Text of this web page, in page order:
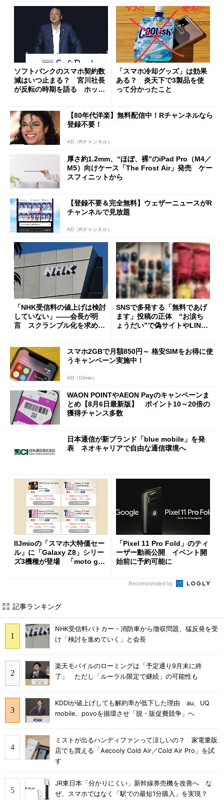
ソフトバンクのスマホ契約数
減はいつ止まる？ 宮川社長
が反転の時期を語る ホッピ
「スマホ冷却グッズ」は効果
ある？ 炎天下で3製品を使
って分かったこと
【80年代洋楽】無料配信中！Rチャンネルなら
登録不要！
AD（Rチャンネル）
厚さ約1.2mm、“ほぼ、裸”のiPad Pro（M4／
M5）向けケース「The Frost Air」発売 ケー
スフィニットから
【登録不要＆完全無料】ウェザーニュースがR
チャンネルで見放題
AD（Rチャンネル）
「NHK受信料の値上げは検討
していない」――会長が明
言 スクランブル化を求める
SNSで多発する「無料であげ
ます」投稿の正体 “お涙ち
ょうだい”で偽サイトやLINE
スマホ2GBで月額850円～ 格安SIMをお得に使
うキャンペーン実施中！
AD（IIJmio）
WAON POINTやAEON Payのキャンペーンま
とめ【8月6日最新版】 ポイント10～20倍の
獲得チャンス多数
日本通信が新ブランド「blue mobile」を発
表 ネオキャリアで自由な通信環境へ
IIJmioの「スマホ大特価セー
ル」に「Galaxy Z8」シリー
ズ3機種が登場 「moto g37
「Pixel 11 Pro Fold」のティ
ーザー動画公開 イベント開
始前に予約可能に
Recommended by
記事ランキング
NHK受信料パトカー・消防車から徴収問題、猛反発を受
け「検討を進めていく」と会長
楽天モバイルのローミングは「予定通り9月末に終
了」 ただし「ルーラル限定で継続」の可能性も
KDDIが値上げしても解約率が低下した理由 au、UQ
mobile、povoを循環させ「脱・販促費競争」へ
ミストが出るハンディファンって涼しいの？ 家電量販
店でも買える「Aecooly Cold Air／Cold Air Pro」を試
す
JR東日本「分かりにくい」新幹線券売機を改善へ な
ぜ、スマホではなく「駅での最短1分購入」を実現？